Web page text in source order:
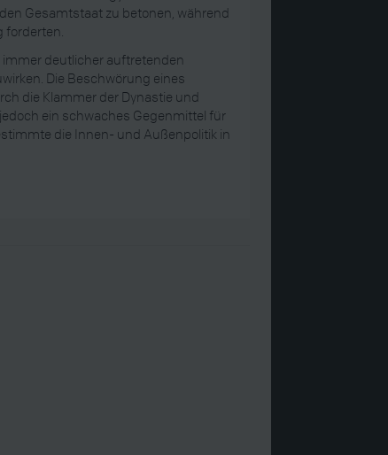
Gesamtstaat zu betonen, während
forderten.
deutlicher auftretenden
Die Beschwörung eines
die Klammer der Dynastie und
ein schwaches Gegenmittel für
die Innen- und Außenpolitik in